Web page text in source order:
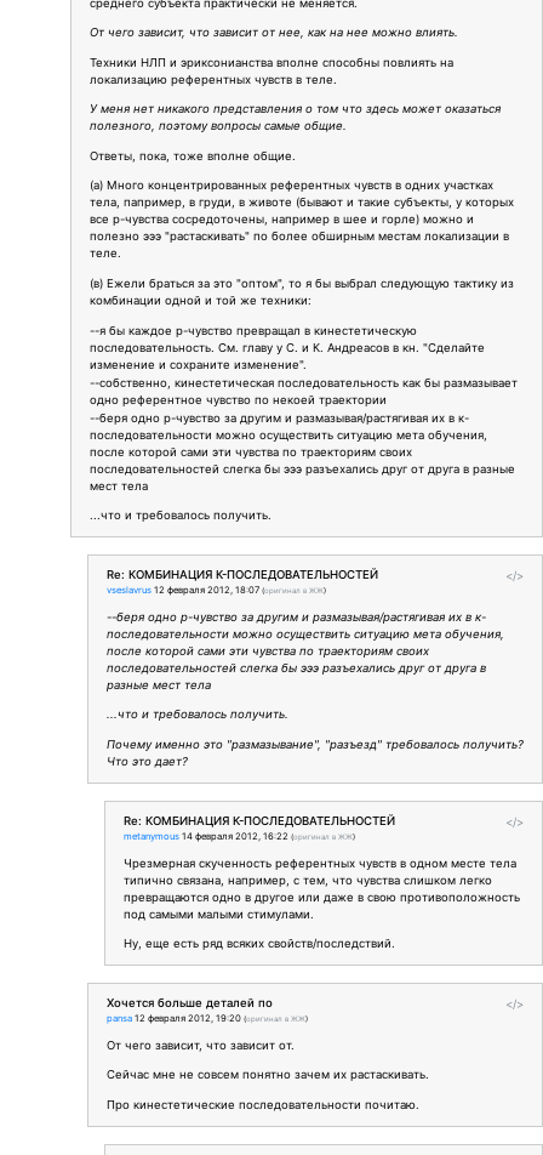
От чего зависит, что зависит от нее, как на нее можно влиять.
Техники НЛП и эриксонианства вполне способны повлиять на
локализацию референтных чувств в теле.
У меня нет никакого представления о том что здесь может оказаться
полезного, поэтому вопросы самые общие.
Ответы, пока, тоже вполне общие.
(а) Много концентрированных референтных чувств в одних участках
тела, папример, в груди, в животе (бывают и такие субъекты, у которых
все р-чувства сосредоточены, например в шее и горле) можно и
полезно эээ "растаскивать" по более обширным местам локализации в
теле.
(в) Ежели браться за это "оптом", то я бы выбрал следующую тактику из
комбинации одной и той же техники:
--я бы каждое р-чувство превращал в кинестетическую
последовательность. См. главу у С. и К. Андреасов в кн. "Сделайте
изменение и сохраните изменение".
--собственно, кинестетическая последовательность как бы размазывает
одно референтное чувство по некоей траектории
--беря одно р-чувство за другим и размазывая/растягивая их в к-
последовательности можно осуществить ситуацию мета обучения,
после которой сами эти чувства по траекториям своих
последовательностей слегка бы эээ разъехались друг от друга в разные
мест тела
...что и требовалось получить.
</>
Re: КОМБИНАЦИЯ К-ПОСЛЕДОВАТЕЛЬНОСТЕЙ
vseslavrus 12 февраля 2012, 18:07 (оригинал в ЖЖ)
--беря одно р-чувство за другим и размазывая/растягивая их в к-
последовательности можно осуществить ситуацию мета обучения,
после которой сами эти чувства по траекториям своих
последовательностей слегка бы эээ разъехались друг от друга в
разные мест тела
...что и требовалось получить.
Почему именно это "размазывание", "разъезд" требовалось получить?
Что это дает?
</>
Re: КОМБИНАЦИЯ К-ПОСЛЕДОВАТЕЛЬНОСТЕЙ
metanymous 14 февраля 2012, 16:22 (оригинал в ЖЖ)
Чрезмерная скученность референтных чувств в одном месте тела
типично связана, например, с тем, что чувства слишком легко
превращаются одно в другое или даже в свою противоположность
под самыми малыми стимулами.
Ну, еще есть ряд всяких свойств/последствий.
</>
Хочется больше деталей по
pansa 12 февраля 2012, 19:20 (оригинал в ЖЖ)
От чего зависит, что зависит от.
Сейчас мне не совсем понятно зачем их растаскивать.
Про кинестетические последовательности почитаю.